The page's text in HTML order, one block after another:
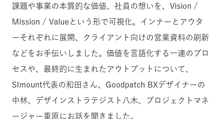
課題や事業の本質的な価値、社員の想いを、Vision /
Mission / Valueという形で可視化。インナーとアウタ
ーそれぞれに展開、クライアント向けの営業資料の刷新
などをお手伝いしました。価値を言語化する一連のプロ
セスや、最終的に生まれたアウトプットについて、
SImount代表の和田さん、Goodpatch BXデザイナーの
中林、デザインストラテジスト八木、プロジェクトマネ
ージャー重原にお話を聞きました。